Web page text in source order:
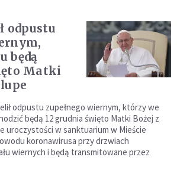
odpustu
będą
Matki
odpustu zupełnego wiernym, którzy we
będą 12 grudnia święto Matki Bożej z
uroczystości w sanktuarium w Mieście
koronawirusa przy drzwiach
wiernych i będą transmitowane przez